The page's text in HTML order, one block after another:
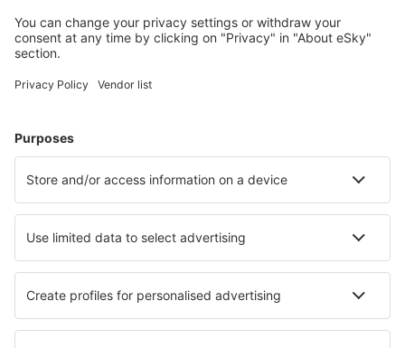
Meist gesuchte Hotels von eSky-Nutzern
Hotels in Myrtle Beach Hotels in Panama City Beach
Hotels in Kissimmee Hotels in Santa Fe
Hotels in Newark Hotels in Clermont